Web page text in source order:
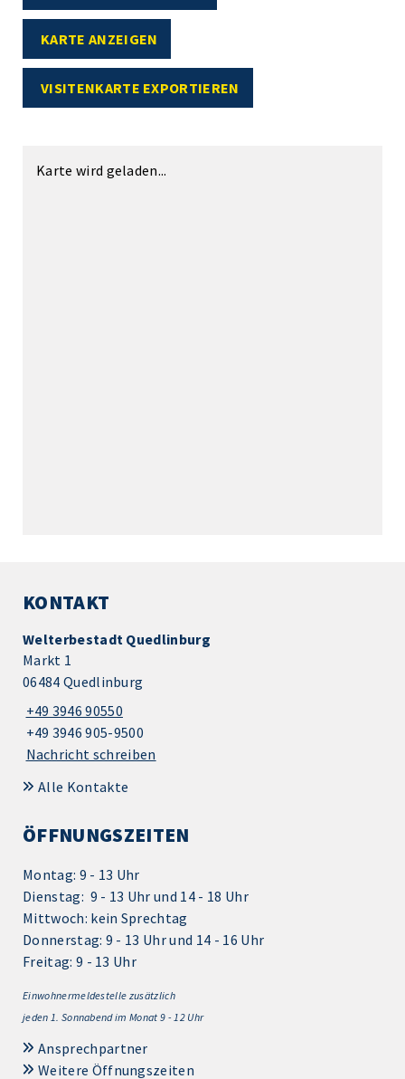
KARTE ANZEIGEN
VISITENKARTE EXPORTIEREN
Karte wird geladen...
KONTAKT
Welterbestadt Quedlinburg
Markt 1
06484 Quedlinburg
+49 3946 90550
+49 3946 905-9500
Nachricht schreiben
Alle Kontakte
ÖFFNUNGSZEITEN
Montag: 9 - 13 Uhr
Dienstag: 9 - 13 Uhr und 14 - 18 Uhr
Mittwoch: kein Sprechtag
Donnerstag: 9 - 13 Uhr und 14 - 16 Uhr
Freitag: 9 - 13 Uhr
Einwohnermeldestelle zusätzlich
jeden 1. Sonnabend im Monat 9 - 12 Uhr
Ansprechpartner
Weitere Öffnungszeiten